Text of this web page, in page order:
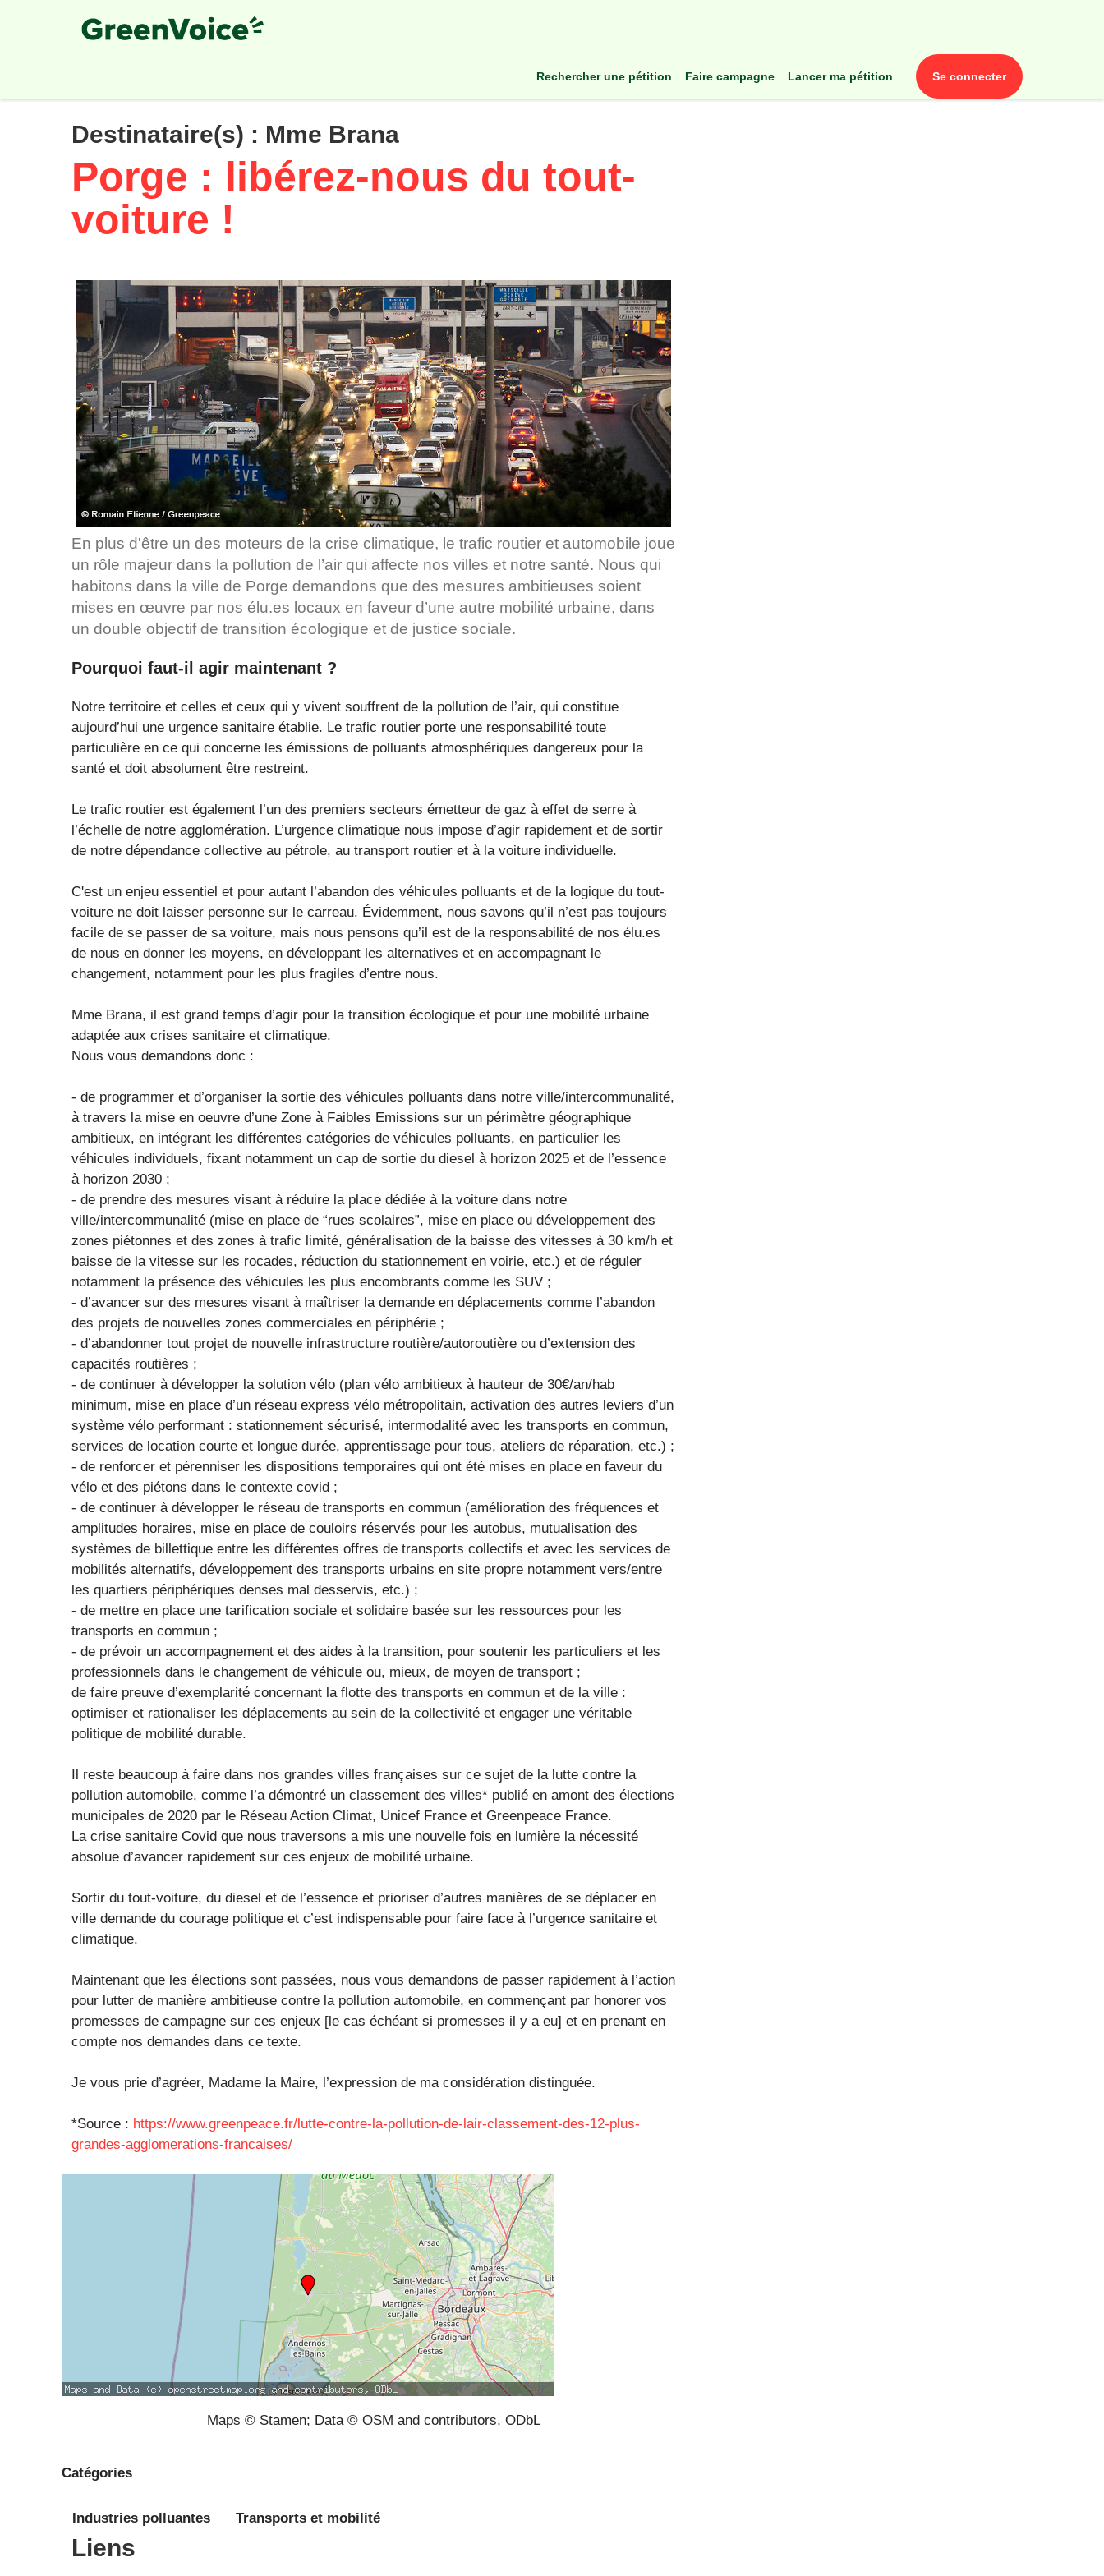
rechercher une pétition faire campagne lancer ma pétition se connecter
Destinataire(s) : Mme Brana
Porge : libérez-nous du tout-
voiture !
En plus d'être un des moteurs de la crise climatique, le trafic routier et automobile joue
un rôle majeur dans la pollution de l’air qui affecte nos villes et notre santé. Nous qui
habitons dans la ville de Porge demandons que des mesures ambitieuses soient
mises en œuvre par nos élu.es locaux en faveur d’une autre mobilité urbaine, dans
un double objectif de transition écologique et de justice sociale.
Pourquoi faut-il agir maintenant ?
Notre territoire et celles et ceux qui y vivent souffrent de la pollution de l’air, qui constitue
aujourd’hui une urgence sanitaire établie. Le trafic routier porte une responsabilité toute
particulière en ce qui concerne les émissions de polluants atmosphériques dangereux pour la
santé et doit absolument être restreint.
Le trafic routier est également l’un des premiers secteurs émetteur de gaz à effet de serre à
l’échelle de notre agglomération. L’urgence climatique nous impose d’agir rapidement et de sortir
de notre dépendance collective au pétrole, au transport routier et à la voiture individuelle.
C'est un enjeu essentiel et pour autant l’abandon des véhicules polluants et de la logique du tout-
voiture ne doit laisser personne sur le carreau. Évidemment, nous savons qu’il n’est pas toujours
facile de se passer de sa voiture, mais nous pensons qu’il est de la responsabilité de nos élu.es
de nous en donner les moyens, en développant les alternatives et en accompagnant le
changement, notamment pour les plus fragiles d’entre nous.
Mme Brana, il est grand temps d’agir pour la transition écologique et pour une mobilité urbaine
adaptée aux crises sanitaire et climatique.
Nous vous demandons donc :
- de programmer et d’organiser la sortie des véhicules polluants dans notre ville/intercommunalité,
à travers la mise en oeuvre d’une Zone à Faibles Emissions sur un périmètre géographique
ambitieux, en intégrant les différentes catégories de véhicules polluants, en particulier les
véhicules individuels, fixant notamment un cap de sortie du diesel à horizon 2025 et de l’essence
à horizon 2030 ;
- de prendre des mesures visant à réduire la place dédiée à la voiture dans notre
ville/intercommunalité (mise en place de “rues scolaires”, mise en place ou développement des
zones piétonnes et des zones à trafic limité, généralisation de la baisse des vitesses à 30 km/h et
baisse de la vitesse sur les rocades, réduction du stationnement en voirie, etc.) et de réguler
notamment la présence des véhicules les plus encombrants comme les SUV ;
- d’avancer sur des mesures visant à maîtriser la demande en déplacements comme l’abandon
des projets de nouvelles zones commerciales en périphérie ;
- d’abandonner tout projet de nouvelle infrastructure routière/autoroutière ou d’extension des
capacités routières ;
- de continuer à développer la solution vélo (plan vélo ambitieux à hauteur de 30€/an/hab
minimum, mise en place d’un réseau express vélo métropolitain, activation des autres leviers d’un
système vélo performant : stationnement sécurisé, intermodalité avec les transports en commun,
services de location courte et longue durée, apprentissage pour tous, ateliers de réparation, etc.) ;
- de renforcer et pérenniser les dispositions temporaires qui ont été mises en place en faveur du
vélo et des piétons dans le contexte covid ;
- de continuer à développer le réseau de transports en commun (amélioration des fréquences et
amplitudes horaires, mise en place de couloirs réservés pour les autobus, mutualisation des
systèmes de billettique entre les différentes offres de transports collectifs et avec les services de
mobilités alternatifs, développement des transports urbains en site propre notamment vers/entre
les quartiers périphériques denses mal desservis, etc.) ;
- de mettre en place une tarification sociale et solidaire basée sur les ressources pour les
transports en commun ;
- de prévoir un accompagnement et des aides à la transition, pour soutenir les particuliers et les
professionnels dans le changement de véhicule ou, mieux, de moyen de transport ;
de faire preuve d’exemplarité concernant la flotte des transports en commun et de la ville :
optimiser et rationaliser les déplacements au sein de la collectivité et engager une véritable
politique de mobilité durable.
Il reste beaucoup à faire dans nos grandes villes françaises sur ce sujet de la lutte contre la
pollution automobile, comme l’a démontré un classement des villes* publié en amont des élections
municipales de 2020 par le Réseau Action Climat, Unicef France et Greenpeace France.
La crise sanitaire Covid que nous traversons a mis une nouvelle fois en lumière la nécessité
absolue d’avancer rapidement sur ces enjeux de mobilité urbaine.
Sortir du tout-voiture, du diesel et de l’essence et prioriser d’autres manières de se déplacer en
ville demande du courage politique et c’est indispensable pour faire face à l’urgence sanitaire et
climatique.
Maintenant que les élections sont passées, nous vous demandons de passer rapidement à l’action
pour lutter de manière ambitieuse contre la pollution automobile, en commençant par honorer vos
promesses de campagne sur ces enjeux [le cas échéant si promesses il y a eu] et en prenant en
compte nos demandes dans ce texte.
Je vous prie d’agréer, Madame la Maire, l’expression de ma considération distinguée.
*Source : https://www.greenpeace.fr/lutte-contre-la-pollution-de-lair-classement-des-12-plus-
grandes-agglomerations-francaises/
Maps © Stamen; Data © OSM and contributors, ODbL
Catégories
Industries polluantes Transports et mobilité
Liens